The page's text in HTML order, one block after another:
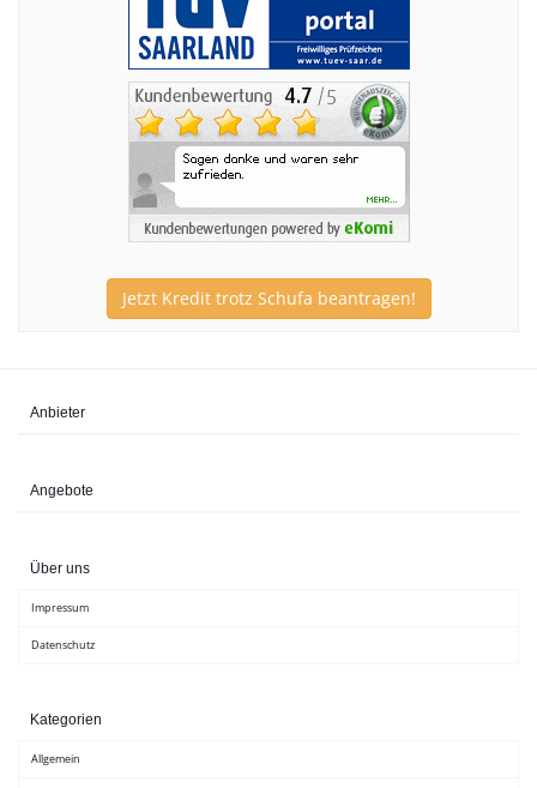
Jetzt Kredit trotz Schufa beantragen!
Anbieter
Angebote
Über uns
Impressum
Datenschutz
Kategorien
Allgemein